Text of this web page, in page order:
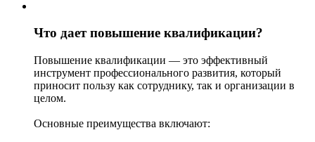
Что дает повышение квалификации?
Повышение квалификации — это эффективный
инструмент профессионального развития, который
приносит пользу как сотруднику, так и организации в
целом.
Основные преимущества включают: